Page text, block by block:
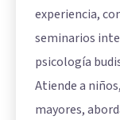
experiencia,
seminarios
psicología
Atiende a
mayores,